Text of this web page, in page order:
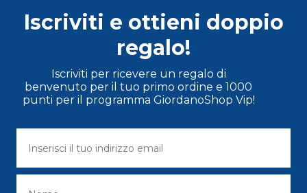
Iscriviti e ottieni doppio
regalo!
Iscriviti per ricevere un regalo di
benvenuto per il tuo primo ordine e 1000
punti per il programma GiordanoShop Vip!